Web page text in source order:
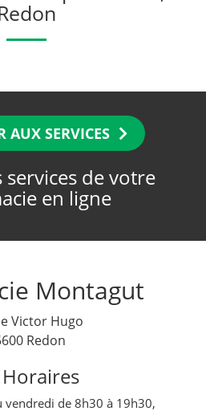
AUX SERVICES
services de votre
en ligne
Montagut
Victor Hugo
Redon
Horaires
vendredi de 8h30 à 19h30,